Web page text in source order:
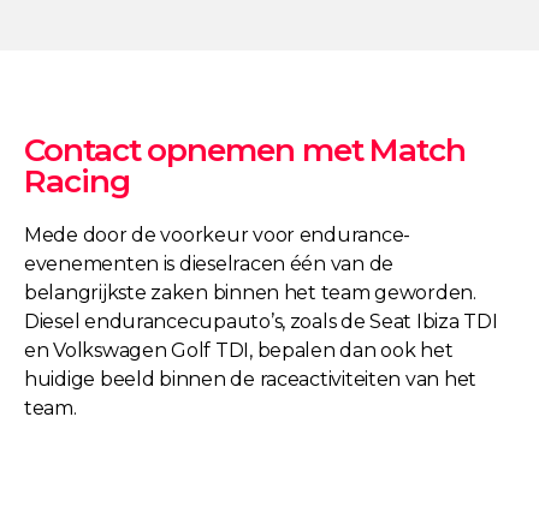
Contact opnemen met Match
Racing
Mede door de voorkeur voor endurance-
evenementen is dieselracen één van de
belangrijkste zaken binnen het team geworden.
Diesel endurancecupauto’s, zoals de Seat Ibiza TDI
en Volkswagen Golf TDI, bepalen dan ook het
huidige beeld binnen de raceactiviteiten van het
team.